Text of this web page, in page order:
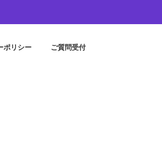
ポリシー ご質問受付